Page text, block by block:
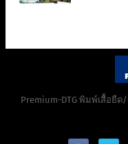
Premium-DTG พิมพ์เสื้อยืด